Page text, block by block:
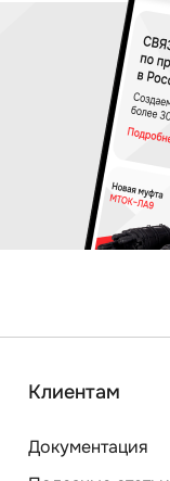
Клиентам
Документация